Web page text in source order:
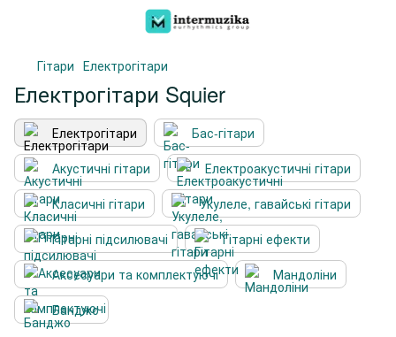
Гітари Електрогітари
Електрогітари Squier
Електрогітари
Бас-гітари
Акустичні гітари
Електроакустичні гітари
Класичні гітари
Укулеле, гавайські гітари
Гітарні підсилювачі
Гітарні ефекти
Аксесуари та комплектуючі
Мандоліни
Банджо